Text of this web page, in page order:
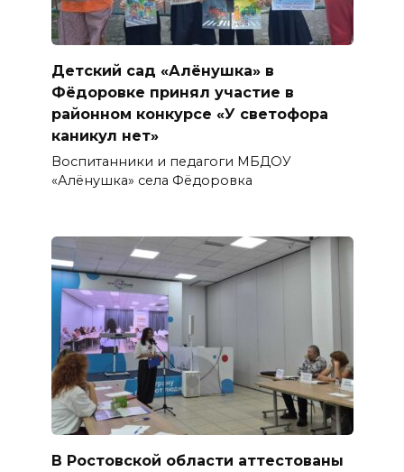
Детский сад «Алёнушка» в
Фёдоровке принял участие в
районном конкурсе «У светофора
каникул нет»
Воспитанники и педагоги МБДОУ
«Алёнушка» села Фёдоровка
В Ростовской области аттестованы